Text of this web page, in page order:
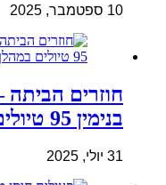
10 ספטמבר, 2025
חוזרים
בנימין 95 טיולים במהלך הפינוי
31 יולי, 2025